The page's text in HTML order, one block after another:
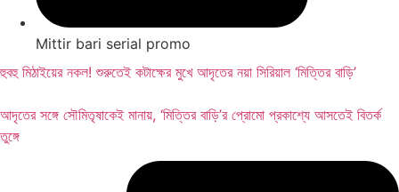
Mittir bari serial promo
হুবহু মিঠাইয়ের নকল! শুরুতেই কটাক্ষের মুখে আদৃতের নয়া সিরিয়াল ‘মিত্তির বাড়ি’
আদৃতের সঙ্গে সৌমিতৃষাকেই মানায়, ‘মিত্তির বাড়ি’র প্রোমো প্রকাশ্যে আসতেই বিতর্ক
তুঙ্গে